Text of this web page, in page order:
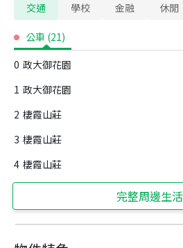
交通 學校 金融 休閒
公車 (21)
0 政大御花園
1 政大御花園
2 棲霞山莊
3 棲霞山莊
4 棲霞山莊
完整周邊生